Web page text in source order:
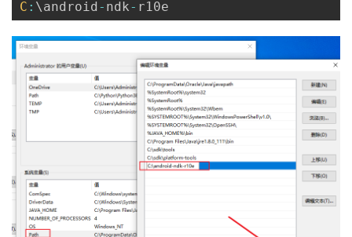
C : \android - ndk-